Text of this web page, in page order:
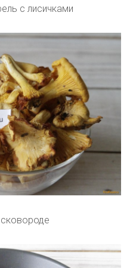
с лисичками